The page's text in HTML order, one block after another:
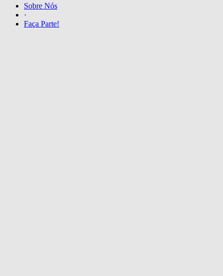
Sobre Nós
·
Faça Parte!